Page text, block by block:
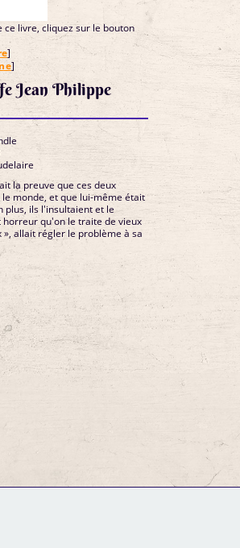
livre, cliquez sur le bouton
]
]
Jean Philippe
la preuve que ces deux
monde, et que lui-même était
plus, ils l'insultaient et le
qu'on le traite de vieux
», allait régler le problème à sa